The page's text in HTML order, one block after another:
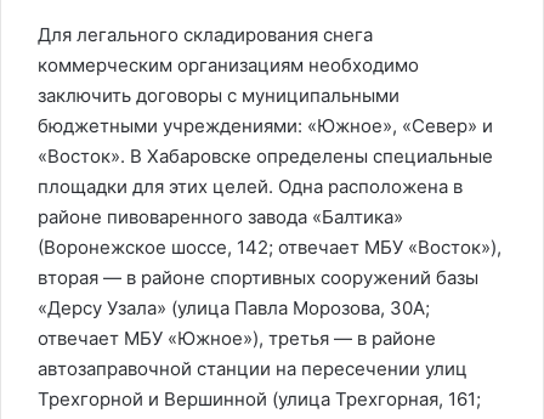
Для легального складирования снега
коммерческим организациям необходимо
заключить договоры с муниципальными
бюджетными учреждениями: «Южное», «Север» и
«Восток». В Хабаровске определены специальные
площадки для этих целей. Одна расположена в
районе пивоваренного завода «Балтика»
(Воронежское шоссе, 142; отвечает МБУ «Восток»),
вторая — в районе спортивных сооружений базы
«Дерсу Узала» (улица Павла Морозова, 30А;
отвечает МБУ «Южное»), третья — в районе
автозаправочной станции на пересечении улиц
Трехгорной и Вершинной (улица Трехгорная, 161;